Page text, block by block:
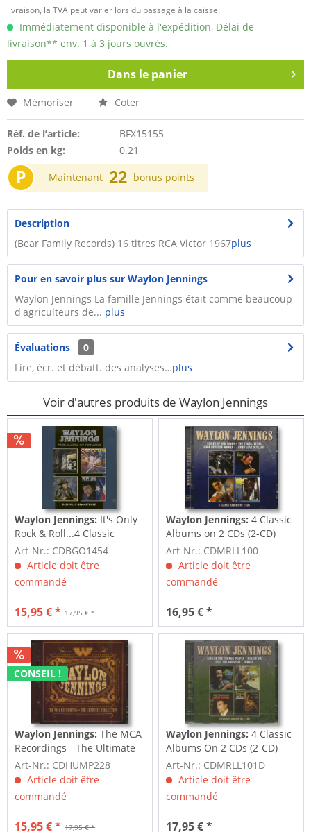
livraison, la TVA peut varier lors du passage à la caisse.
Immédiatement disponible à l'expédition, Délai de
livraison** env. 1 à 3 jours ouvrés.
Dans le panier
Mémoriser Coter
Réf. de l’article:
BFX15155
Poids en kg:
0.21
P Maintenant 22 bonus points
Description
(Bear Family Records) 16 titres RCA Victor 1967plus
Pour en savoir plus sur Waylon Jennings
Waylon Jennings La famille Jennings était comme beaucoup
d'agriculteurs de... plus
Évaluations
0
Lire, écr. et débatt. des analyses…plus
Voir d'autres produits de Waylon Jennings
Waylon Jennings: It's Only
Rock & Roll...4 Classic
Albums (2-CD)
Art-Nr.: CDBGO1454
Article doit être
commandé
17,95 € *
15,95 € *
Waylon Jennings:4 Classic
Albums on 2 CDs (2-CD)
Art-Nr.: CDMRLL100
Article doit être
commandé
16,95 € *
CONSEIL !
Waylon Jennings:The MCA
Recordings - The Ultimate
Collection...
Art-Nr.: CDHUMP228
Article doit être
commandé
17,95 € *
15,95 € *
Waylon Jennings:4 Classic
Albums On 2 CDs (2-CD)
Art-Nr.: CDMRLL101D
Article doit être
commandé
17,95 € *